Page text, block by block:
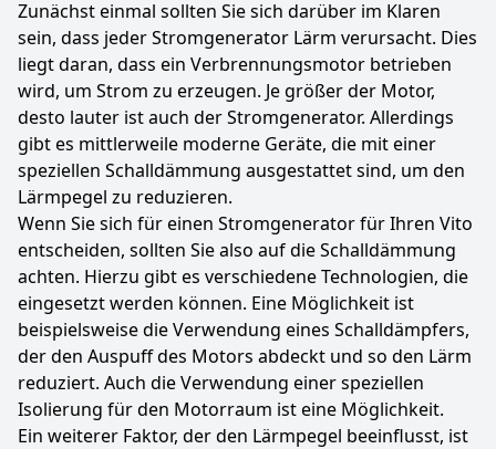
Zunächst einmal sollten Sie sich darüber im Klaren
sein, dass jeder Stromgenerator Lärm verursacht. Dies
liegt daran, dass ein Verbrennungsmotor betrieben
wird, um Strom zu erzeugen. Je größer der Motor,
desto lauter ist auch der Stromgenerator. Allerdings
gibt es mittlerweile moderne Geräte, die mit einer
speziellen Schalldämmung ausgestattet sind, um den
Lärmpegel zu reduzieren.
Wenn Sie sich für einen Stromgenerator für Ihren Vito
entscheiden, sollten Sie also auf die Schalldämmung
achten. Hierzu gibt es verschiedene Technologien, die
eingesetzt werden können. Eine Möglichkeit ist
beispielsweise die Verwendung eines Schalldämpfers,
der den Auspuff des Motors abdeckt und so den Lärm
reduziert. Auch die Verwendung einer speziellen
Isolierung für den Motorraum ist eine Möglichkeit.
Ein weiterer Faktor, der den Lärmpegel beeinflusst, ist